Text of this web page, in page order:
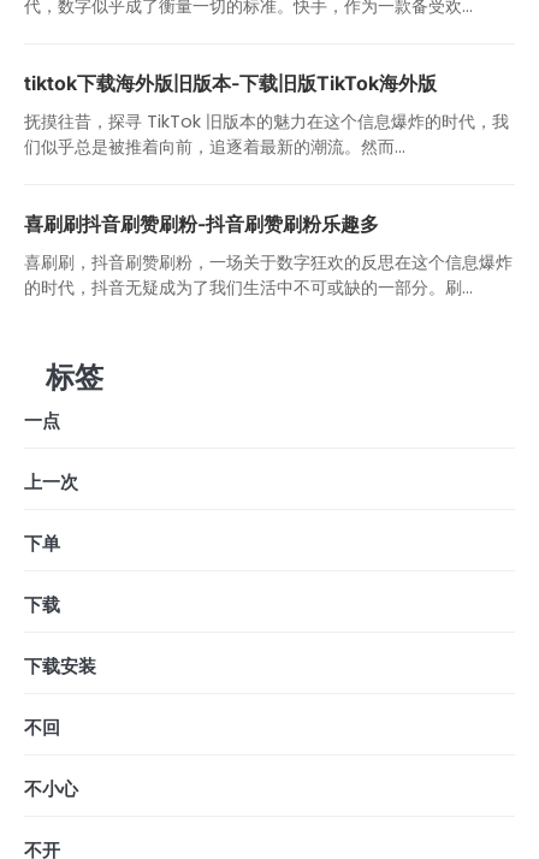
代，数字似乎成了衡量一切的标准。快手，作为一款备受欢...
tiktok下载海外版旧版本-下载旧版TikTok海外版
抚摸往昔，探寻 TikTok 旧版本的魅力在这个信息爆炸的时代，我
们似乎总是被推着向前，追逐着最新的潮流。然而...
喜刷刷抖音刷赞刷粉-抖音刷赞刷粉乐趣多
喜刷刷，抖音刷赞刷粉，一场关于数字狂欢的反思在这个信息爆炸
的时代，抖音无疑成为了我们生活中不可或缺的一部分。刷...
标签
一点
上一次
下单
下载
下载安装
不回
不小心
不开